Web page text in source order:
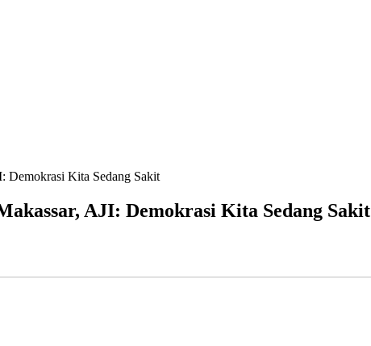
Demokrasi Kita Sedang Sakit
AJI: Demokrasi Kita Sedang Sakit